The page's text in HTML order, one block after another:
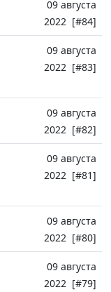
09 августа
2022 [#84]
09 августа
2022 [#83]
09 августа
2022 [#82]
09 августа
2022 [#81]
09 августа
2022 [#80]
09 августа
2022 [#79]